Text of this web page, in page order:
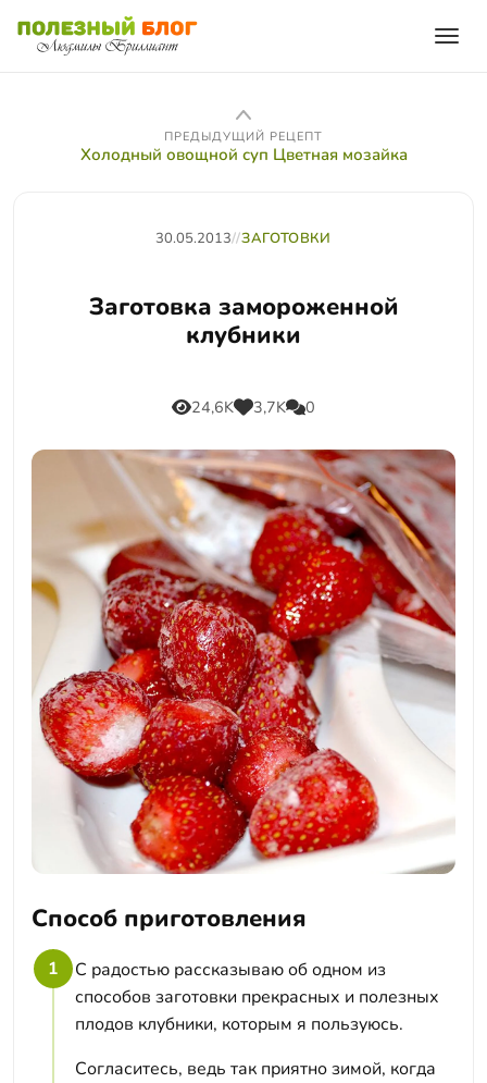
ПРЕДЫДУЩИЙ РЕЦЕПТ
Холодный овощной суп Цветная мозайка
30.05.2013//ЗАГОТОВКИ
Заготовка замороженной
клубники
24,6K 3,7K 0
Способ приготовления
1
С радостью рассказываю об одном из
способов заготовки прекрасных и полезных
плодов клубники, которым я пользуюсь.
Согласитесь, ведь так приятно зимой, когда